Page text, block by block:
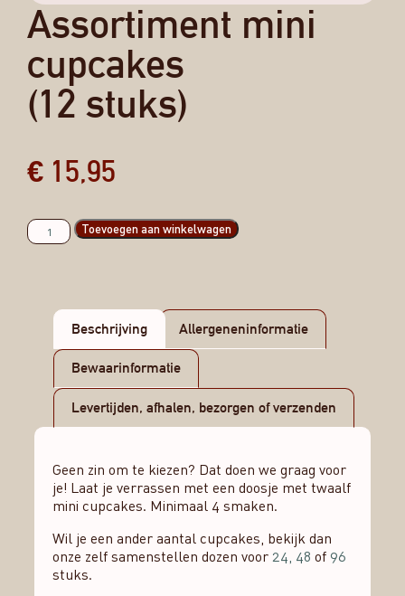
Assortiment mini
cupcakes
(12 stuks)
€15,95
Toevoegen aan winkelwagen
Beschrijving Allergeneninformatie
Bewaarinformatie
Levertijden, afhalen, bezorgen of verzenden
Geen zin om te kiezen? Dat doen we graag voor
je! Laat je verrassen met een doosje met twaalf
mini cupcakes. Minimaal 4 smaken.
Wil je een ander aantal cupcakes, bekijk dan
onze zelf samenstellen dozen voor 24, 48 of 96
stuks.